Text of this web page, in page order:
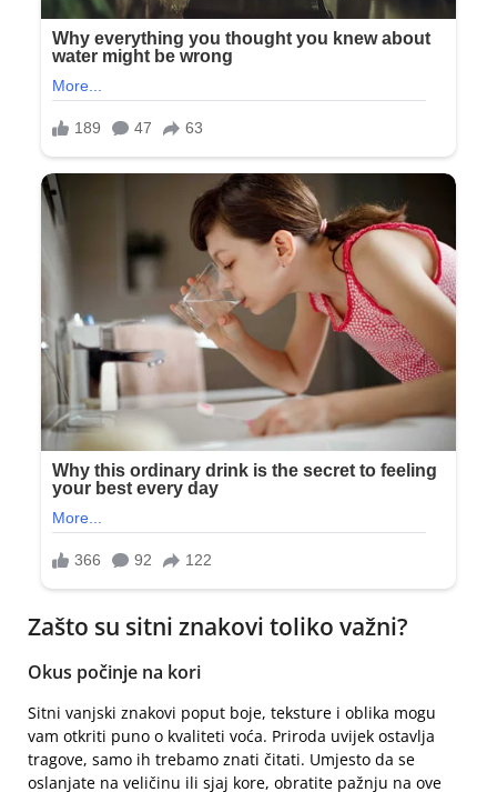
Zašto su sitni znakovi toliko važni?
Okus počinje na kori
Sitni vanjski znakovi poput boje, teksture i oblika mogu
vam otkriti puno o kvaliteti voća. Priroda uvijek ostavlja
tragove, samo ih trebamo znati čitati. Umjesto da se
oslanjate na veličinu ili sjaj kore, obratite pažnju na ove